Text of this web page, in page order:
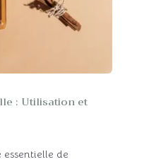
: Utilisation et
de